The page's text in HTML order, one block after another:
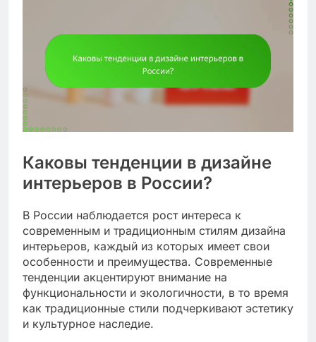
Каковы тенденции в дизайне
интерьеров в России?
В России наблюдается рост интереса к
современным и традиционным стилям дизайна
интерьеров, каждый из которых имеет свои
особенности и преимущества. Современные
тенденции акцентируют внимание на
функциональности и экологичности, в то время
как традиционные стили подчеркивают эстетику
и культурное наследие.